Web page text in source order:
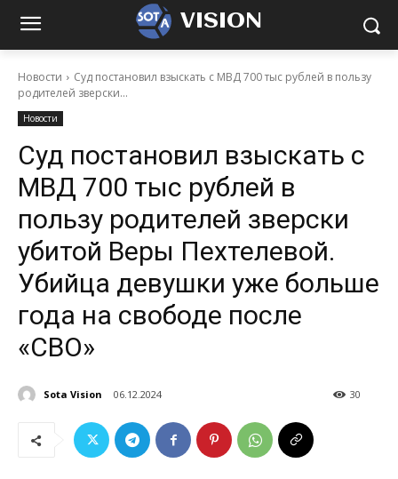
VISION
Новости
Суд постановил взыскать с МВД 700 тыс рублей в пользу
родителей зверски...
Новости
Суд постановил взыскать с
МВД 700 тыс рублей в
пользу родителей зверски
убитой Веры Пехтелевой.
Убийца девушки уже больше
года на свободе после
«СВО»
Sota Vision 06.12.2024 30